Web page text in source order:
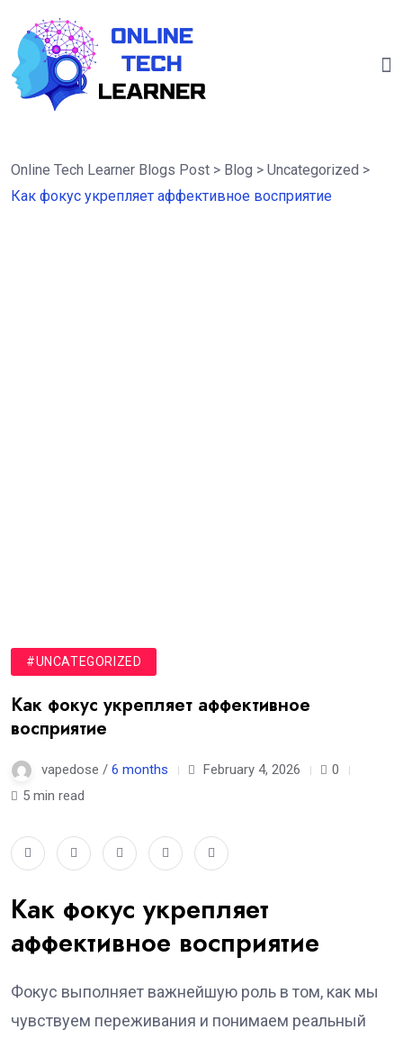
Online Tech Learner Blogs Post > Blog > Uncategorized >
Как фокус укрепляет аффективное восприятие
#UNCATEGORIZED
Как фокус укрепляет аффективное
восприятие
vapedose / 6 months February 4, 2026
0
5 min read
Как фокус укрепляет
аффективное восприятие
Фокус выполняет важнейшую роль в том, как мы
чувствуем переживания и понимаем реальный